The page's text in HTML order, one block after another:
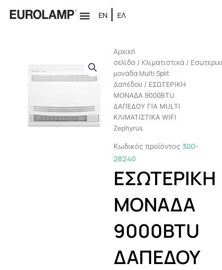
στο
ΕΝ ΕΛ
Αρχική
σελίδα / Κλιματιστικά /
μονάδα Multi Split
Δαπέδου / ΕΣΩΤΕΡΙΚΗ
ΜΟΝΑΔΑ 9000BTU
ΔΑΠΕΔΟΥ ΓΙΑ MULTI
ΚΛΙΜΑΤΙΣΤΙΚΑ WIFI
Zephyrus
Κωδικός προϊόντος 300-
28240
ΕΣΩΤΕΡΙΚΗ
ΜΟΝΑΔΑ
9000BTU
ΔΑΠΕΔΟΥ